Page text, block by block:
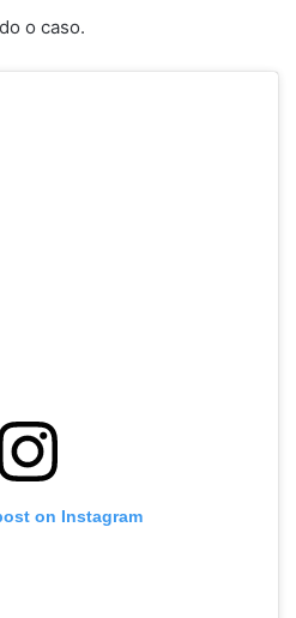
o caso.
on Instagram